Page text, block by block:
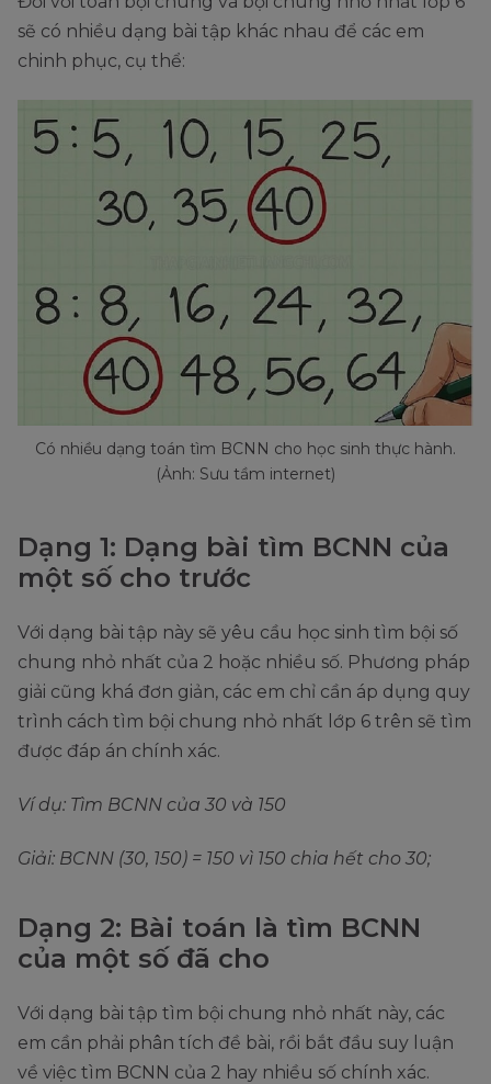
sẽ có nhiều dạng bài tập khác nhau để các em
chinh phục, cụ thể:
Có nhiều dạng toán tìm BCNN cho học sinh thực hành.
(Ảnh: Sưu tầm internet)
Dạng 1: Dạng bài tìm BCNN của
một số cho trước
Với dạng bài tập này sẽ yêu cầu học sinh tìm bội số
chung nhỏ nhất của 2 hoặc nhiều số. Phương pháp
giải cũng khá đơn giản, các em chỉ cần áp dụng quy
trình cách tìm bội chung nhỏ nhất lớp 6 trên sẽ tìm
được đáp án chính xác.
Ví dụ: Tìm BCNN của 30 và 150
Giải: BCNN (30, 150) = 150 vì 150 chia hết cho 30;
Dạng 2: Bài toán là tìm BCNN
của một số đã cho
Với dạng bài tập tìm bội chung nhỏ nhất này, các
em cần phải phân tích đề bài, rồi bắt đầu suy luận
về việc tìm BCNN của 2 hay nhiều số chính xác.